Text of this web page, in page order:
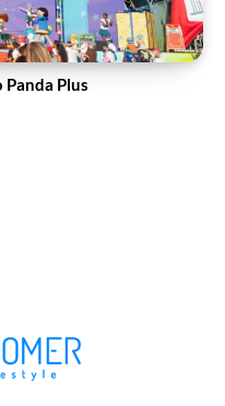
Panda Plus